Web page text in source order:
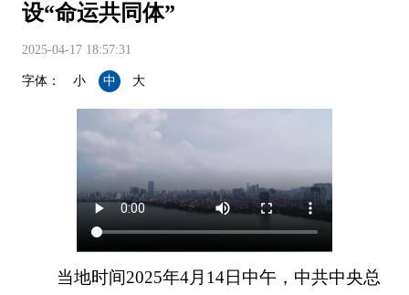
设“命运共同体”
2025-04-17 18:57:31
字体： 小 中 大
当地时间2025年4月14日中午，中共中央总